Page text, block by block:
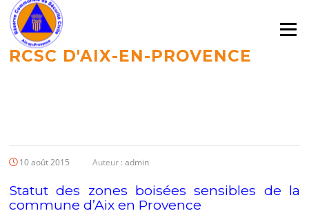
Aller
contenu
RCSC D'AIX-EN-PROVENCE
Menu
10 août 2015 Auteur :admin
Statut des zones boisées sensibles de la
commune d’Aix en Provence